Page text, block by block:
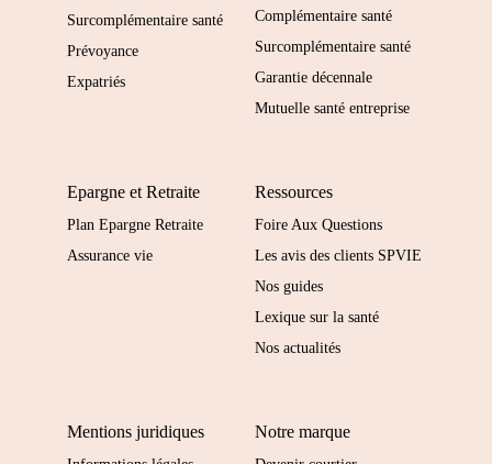
Surcomplémentaire santé
Prévoyance
Expatriés
Complémentaire santé
Surcomplémentaire santé
Garantie décennale
Mutuelle santé entreprise
Epargne et Retraite
Plan Epargne Retraite
Assurance vie
Ressources
Foire Aux Questions
Les avis des clients SPVIE
Nos guides
Lexique sur la santé
Nos actualités
Mentions juridiques Notre marque